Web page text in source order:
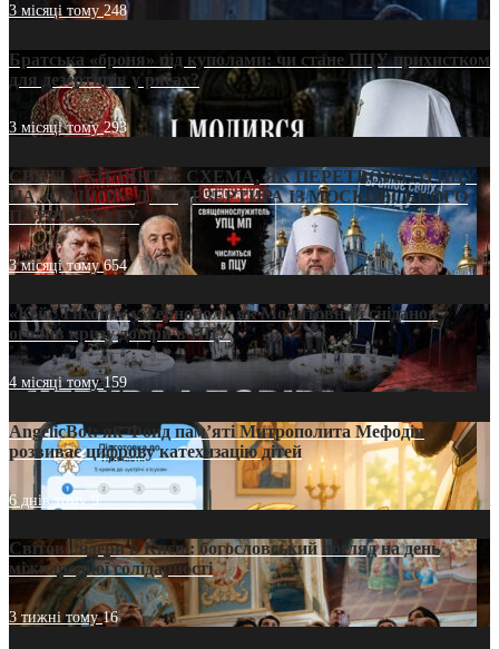
3 місяці тому248
Братська «броня» під куполами: чи стане ПЦУ прихистком
для дезертирів у рясах?
3 місяці тому293
СВЯТІ УХИЛЯНТИ: СХЕМА, ЯК ПЕРЕТВОРИТИ ПЦУ
НА «ОФШОР» ДЛЯ ДЕЗЕРТИРА ІЗ МОСКОВСЬКОГО
ПАТРІАРХАТУ
3 місяці тому654
«Кейс Тихона» у Тернополі: як Молитовний сніданок
оголив кризу довіри в ПЦУ
4 місяці тому159
AngelicBot: як Фонд пам’яті Митрополита Мефодія
розвиває цифрову катехизацію дітей
6 днів тому9
Світові лідери в Києві: богословський погляд на день
міжнародної солідарності
3 тижні тому16